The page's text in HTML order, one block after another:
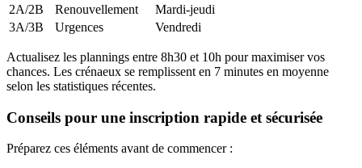
2A/2B
Renouvellement
Mardi-jeudi
3A/3B
Urgences Vendredi
Actualisez les plannings entre 8h30 et 10h pour maximiser vos
chances. Les crénaeux se remplissent en 7 minutes en moyenne
selon les statistiques récentes.
Conseils pour une inscription rapide et sécurisée
Préparez ces éléments avant de commencer :